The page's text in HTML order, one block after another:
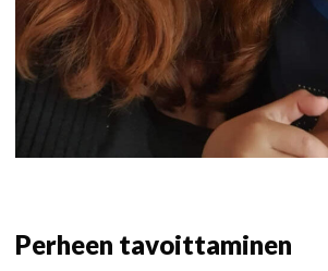
Perheen tavoittaminen